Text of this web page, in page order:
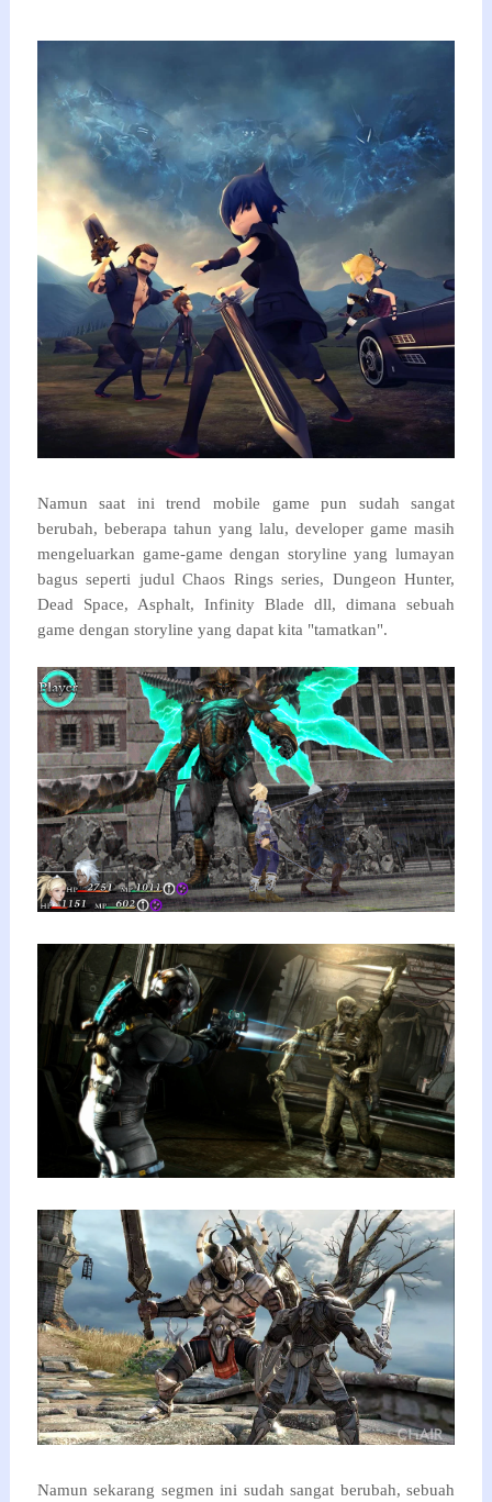
Namun saat ini trend mobile game pun sudah sangat
berubah, beberapa tahun yang lalu, developer game masih
mengeluarkan game-game dengan storyline yang lumayan
bagus seperti judul Chaos Rings series, Dungeon Hunter,
Dead Space, Asphalt, Infinity Blade dll, dimana sebuah
game dengan storyline yang dapat kita "tamatkan".
Namun sekarang segmen ini sudah sangat berubah, sebuah